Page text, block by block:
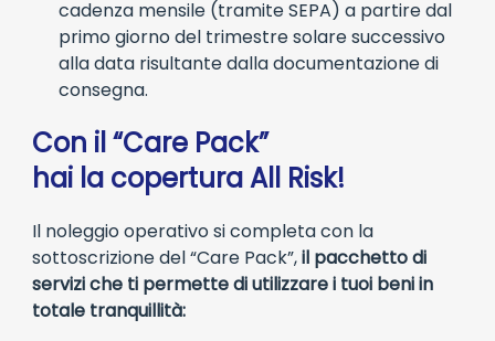
cadenza mensile (tramite SEPA) a partire dal
primo giorno del trimestre solare successivo
alla data risultante dalla documentazione di
consegna.
Con il “Care Pack”
hai la copertura All Risk!
Il noleggio operativo si completa con la
sottoscrizione del “Care Pack”,il pacchetto di
servizi che ti permette di utilizzare i tuoi beni in
totale tranquillità: